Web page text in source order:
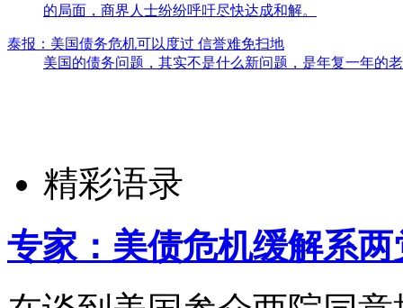
的局面，商界人士纷纷呼吁尽快达成和解。
泰报：美国债务危机可以度过 信誉难免扫地
美国的债务问题，其实不是什么新问题，是年复一年的
精彩语录
专家：美债危机缓解系